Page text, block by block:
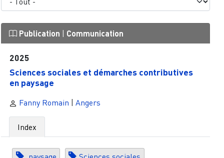
Publication | Communication
2025
Sciences sociales et démarches contributives
en paysage
Fanny Romain Angers
Index